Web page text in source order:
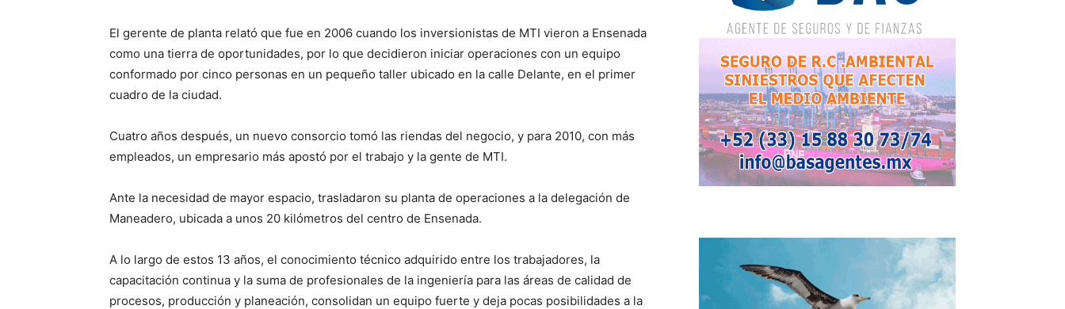
El gerente de planta relató que fue en 2006 cuando los inversionistas de MTI vieron a Ensenada
como una tierra de oportunidades, por lo que decidieron iniciar operaciones con un equipo
conformado por cinco personas en un pequeño taller ubicado en la calle Delante, en el primer
cuadro de la ciudad.
Cuatro años después, un nuevo consorcio tomó las riendas del negocio, y para 2010, con más
empleados, un empresario más apostó por el trabajo y la gente de MTI.
Ante la necesidad de mayor espacio, trasladaron su planta de operaciones a la delegación de
Maneadero, ubicada a unos 20 kilómetros del centro de Ensenada.
A lo largo de estos 13 años, el conocimiento técnico adquirido entre los trabajadores, la
capacitación continua y la suma de profesionales de la ingeniería para las áreas de calidad de
procesos, producción y planeación, consolidan un equipo fuerte y deja pocas posibilidades a la